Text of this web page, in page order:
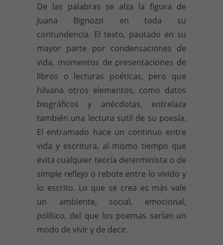
De las palabras se alza la figura de
Juana Bignozzi en toda su
contundencia. El texto, pautado en su
mayor parte por condensaciones de
vida, momentos de presentaciones de
libros o lecturas poéticas, pero que
hilvana otros elementos, como datos
biográficos y anécdotas, entrelaza
también una lectura sutil de su poesía.
El entramado hace un continuo entre
vida y escritura, al mismo tiempo que
evita cualquier teoría determinista o de
simple reflejo o rebote entre lo vivido y
lo escrito. Lo que se crea es más vale
un ambiente, social, emocional,
político, del que los poemas serían un
modo de vivir y de decir.